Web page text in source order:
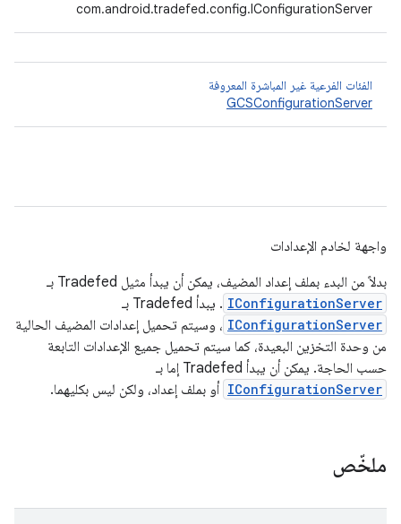
com.android.tradefed.config.IConfigurationServer
الفئات الفرعية غير المباشرة المعروفة
GCSConfigurationServer
واجهة لخادم الإعدادات
بدلاً من البدء بملف إعداد المضيف، يمكن أن يبدأ مثيل Tradefed بـ
IConfigurationServer . يبدأ Tradefed بـ
IConfigurationServer ، وسيتم تحميل إعدادات المضيف الحالية
من وحدة التخزين البعيدة، كما سيتم تحميل جميع الإعدادات التابعة
حسب الحاجة. يمكن أن يبدأ Tradefed إما بـ
IConfigurationServer أو بملف إعداد، ولكن ليس بكليهما.
ملخّص